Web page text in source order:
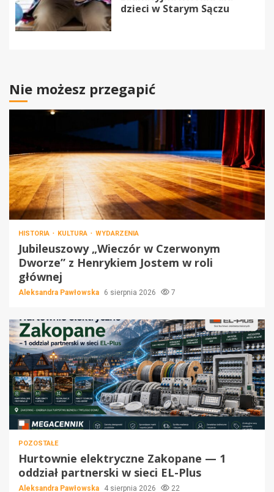
dzieci w Starym Sączu
Nie możesz przegapić
HISTORIA KULTURA WYDARZENIA
Jubileuszowy „Wieczór w Czerwonym
Dworze” z Henrykiem Jostem w roli
głównej
Aleksandra Pawłowska 6 sierpnia 2026 7
POZOSTAŁE
Hurtownie elektryczne Zakopane — 1
oddział partnerski w sieci EL-Plus
Aleksandra Pawłowska 4 sierpnia 2026 22